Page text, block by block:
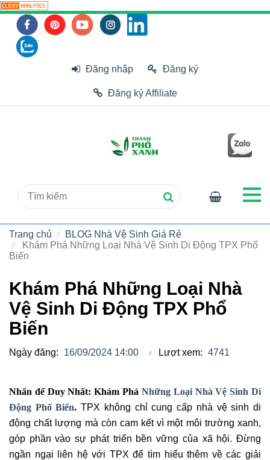
Khám Phá Những Loại Nhà
Vệ Sinh Di Động TPX Phổ
Biến
Ngày đăng: 16/09/2024 14:00 Lượt xem: 4741
Nhấn để Duy Nhất: Khám Phá Những Loại Nhà Vệ Sinh Di
Động Phổ Biến.TPX không chỉ cung cấp nhà vệ sinh di
động chất lượng mà còn cam kết vì một môi trường xanh,
góp phần vào sự phát triển bền vững của xã hội. Đừng
ngần ngại liên hệ với TPX để tìm hiểu thêm về các giải
Đăng nhập Đăng ký
Đăng ký Affiliate
Trang chủ
BLOG Nhà Vệ Sinh Giá Rẻ
Khám Phá Những Loại Nhà Vệ Sinh Di Động TPX Phổ
Biến